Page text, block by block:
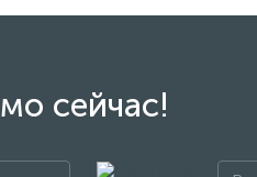
сейчас!